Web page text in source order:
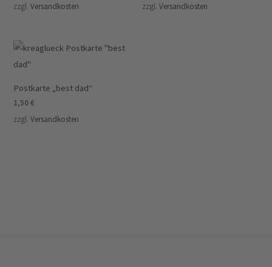
zzgl.Versandkosten
zzgl. Versandkosten
Postkarte „best dad“
1,50€
zzgl.Versandkosten